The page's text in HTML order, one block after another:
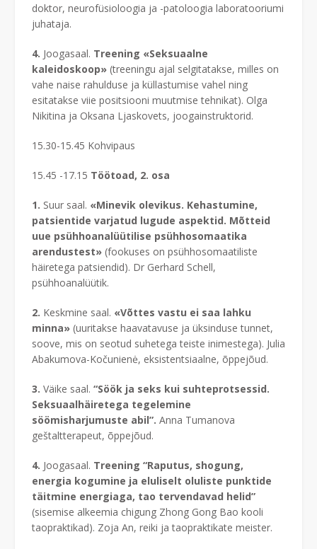
doktor, neurofüsioloogia ja -patoloogia laboratooriumi
juhataja.
4. Joogasaal. Treening «Seksuaalne
kaleidoskoop» (treeningu ajal selgitatakse, milles on
vahe naise rahulduse ja küllastumise vahel ning
esitatakse viie positsiooni muutmise tehnikat). Olga
Nikitina ja Oksana Ljaskovets, joogainstruktorid.
15.30-15.45 Kohvipaus
15.45 -17.15 Töötoad, 2. osa
1. Suur saal. «Minevik olevikus. Kehastumine,
patsientide varjatud lugude aspektid. Mõtteid
uue psühhoanalüütilise psühhosomaatika
arendustest» (fookuses on psühhosomaatiliste
häiretega patsiendid). Dr Gerhard Schell,
psühhoanalüütik.
2. Keskmine saal. «Võttes vastu ei saa lahku
minna» (uuritakse haavatavuse ja üksinduse tunnet,
soove, mis on seotud suhetega teiste inimestega). Julia
Abakumova-Kočunienė, eksistentsiaalne, õppejõud.
3. Väike saal. “Söök ja seks kui suhteprotsessid.
Seksuaalhäiretega tegelemine
söömisharjumuste abil”. Anna Tumanova
geštaltterapeut, õppejõud.
4. Joogasaal. Treening “Raputus, shogung,
energia kogumine ja eluliselt oluliste punktide
täitmine energiaga, tao tervendavad helid”
(sisemise alkeemia chigung Zhong Gong Bao kooli
taopraktikad). Zoja An, reiki ja taopraktikate meister.